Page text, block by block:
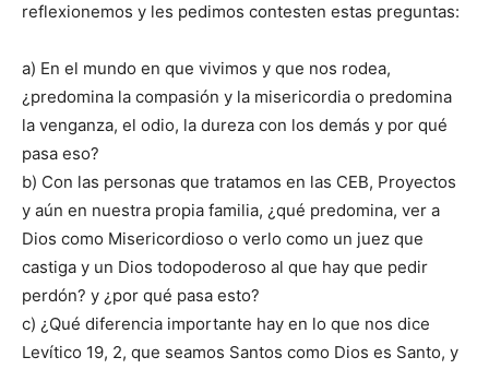
reflexionemos y les pedimos contesten estas preguntas:
a) En el mundo en que vivimos y que nos rodea,
¿predomina la compasión y la misericordia o predomina
la venganza, el odio, la dureza con los demás y por qué
pasa eso?
b) Con las personas que tratamos en las CEB, Proyectos
y aún en nuestra propia familia, ¿qué predomina, ver a
Dios como Misericordioso o verlo como un juez que
castiga y un Dios todopoderoso al que hay que pedir
perdón? y ¿por qué pasa esto?
c) ¿Qué diferencia importante hay en lo que nos dice
Levítico 19, 2, que seamos Santos como Dios es Santo, y